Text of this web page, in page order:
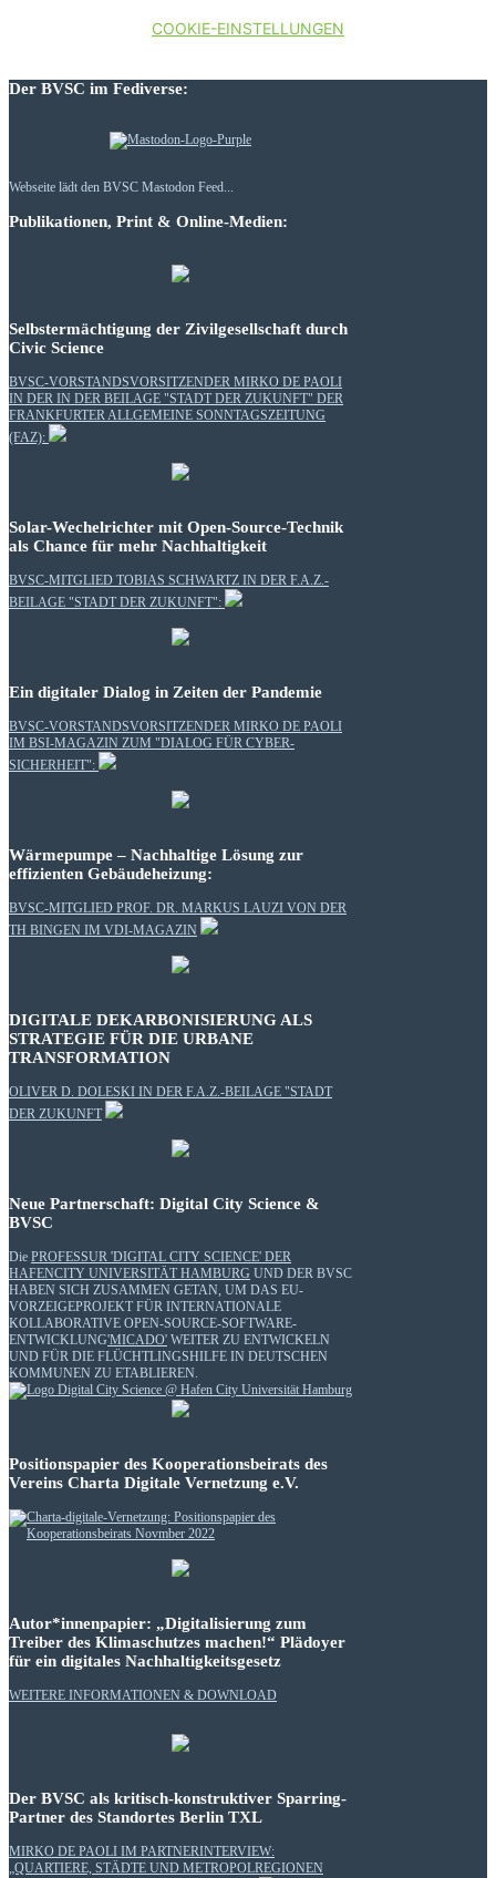
COOKIE-EINSTELLUNGEN
Der BVSC im Fediverse:
Webseite lädt den BVSC Mastodon Feed...
Publikationen, Print & Online-Medien:
Selbstermächtigung der Zivilgesellschaft durch
Civic Science
BVSC-VORSTANDSVORSITZENDER MIRKO DE PAOLI
IN DER IN DER BEILAGE "STADT DER ZUKUNFT" DER
FRANKFURTER ALLGEMEINE SONNTAGSZEITUNG
(FAZ):
Solar-Wechelrichter mit Open-Source-Technik
als Chance für mehr Nachhaltigkeit
BVSC-MITGLIED TOBIAS SCHWARTZ IN DER F.A.Z.-
BEILAGE "STADT DER ZUKUNFT":
Ein digitaler Dialog in Zeiten der Pandemie
BVSC-VORSTANDSVORSITZENDER MIRKO DE PAOLI
IM BSI-MAGAZIN ZUM "DIALOG FÜR CYBER-
SICHERHEIT":
Wärmepumpe – Nachhaltige Lösung zur
effizienten Gebäudeheizung:
BVSC-MITGLIED PROF. DR. MARKUS LAUZI VON DER
TH BINGEN IM VDI-MAGAZIN
DIGITALE DEKARBONISIERUNG ALS
STRATEGIE FÜR DIE URBANE
TRANSFORMATION
OLIVER D. DOLESKI IN DER F.A.Z.-BEILAGE "STADT
DER ZUKUNFT
Neue Partnerschaft: Digital City Science &
BVSC
Die PROFESSUR 'DIGITAL CITY SCIENCE' DER
HAFENCITY UNIVERSITÄT HAMBURG UND DER BVSC
HABEN SICH ZUSAMMEN GETAN, UM DAS EU-
VORZEIGEPROJEKT FÜR INTERNATIONALE
KOLLABORATIVE OPEN-SOURCE-SOFTWARE-
ENTWICKLUNG'MICADO' WEITER ZU ENTWICKELN
UND FÜR DIE FLÜCHTLINGSHILFE IN DEUTSCHEN
KOMMUNEN ZU ETABLIEREN.
Positionspapier des Kooperationsbeirats des
Vereins Charta Digitale Vernetzung e.V.
Autor*innenpapier: „Digitalisierung zum
Treiber des Klimaschutzes machen!“ Plädoyer
für ein digitales Nachhaltigkeitsgesetz
WEITERE INFORMATIONEN & DOWNLOAD
Der BVSC als kritisch-konstruktiver Sparring-
Partner des Standortes Berlin TXL
MIRKO DE PAOLI IM PARTNERINTERVIEW:
„QUARTIERE, STÄDTE UND METROPOLREGIONEN